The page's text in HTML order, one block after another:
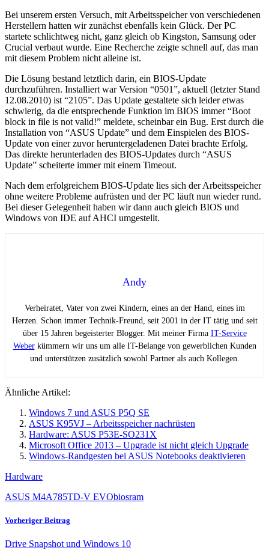
Bei unserem ersten Versuch, mit Arbeitsspeicher von verschiedenen
Herstellern hatten wir zunächst ebenfalls kein Glück. Der PC
startete schlichtweg nicht, ganz gleich ob Kingston, Samsung oder
Crucial verbaut wurde. Eine Recherche zeigte schnell auf, das man
mit diesem Problem nicht alleine ist.
Die Lösung bestand letztlich darin, ein BIOS-Update
durchzuführen. Installiert war Version “0501”, aktuell (letzter Stand
12.08.2010) ist “2105”. Das Update gestaltete sich leider etwas
schwierig, da die entsprechende Funktion im BIOS immer “Boot
block in file is not valid!” meldete, scheinbar ein Bug. Erst durch die
Installation von “ASUS Update” und dem Einspielen des BIOS-
Update von einer zuvor heruntergeladenen Datei brachte Erfolg.
Das direkte herunterladen des BIOS-Updates durch “ASUS
Update” scheiterte immer mit einem Timeout.
Nach dem erfolgreichem BIOS-Update lies sich der Arbeitsspeicher
ohne weitere Probleme aufrüsten und der PC läuft nun wieder rund.
Bei dieser Gelegenheit haben wir dann auch gleich BIOS und
Windows von IDE auf AHCI umgestellt.
Andy
Verheiratet, Vater von zwei Kindern, eines an der Hand, eines im
Herzen. Schon immer Technik-Freund, seit 2001 in der IT tätig und seit
über 15 Jahren begeisterter Blogger. Mit meiner Firma IT-Service
Weberkümmern wir uns um alle IT-Belange von gewerblichen Kunden
und unterstützen zusätzlich sowohl Partner als auch Kollegen.
Ähnliche Artikel:
Windows 7 und ASUS P5Q SE
ASUS K95VJ – Arbeitsspeicher nachrüsten
Hardware: ASUS P53E-SO231X
Microsoft Office 2013 – Upgrade ist nicht gleich Upgrade
Windows-Randgesten bei ASUS Notebooks deaktivieren
Hardware
ASUS M4A785TD-V EVObiosram
Vorheriger Beitrag
Drive Snapshot und Windows 10